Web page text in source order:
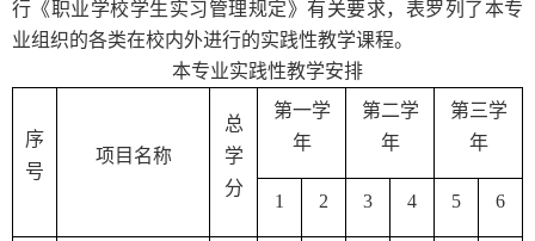
行《职业学校学生实习管理规定》有关要求，表罗列了本专
业组织的各类在校内外进行的实践性教学课程。
本专业实践性教学安排
序
号
项目名称
总
学
分
第一学
年
第二学
年
第三学
年
1 2 3 4 5 6